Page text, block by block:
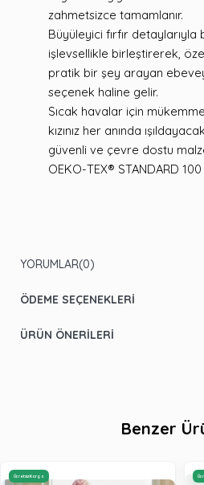
zahmetsizce tamamlanır.
Büyüleyici fırfır detaylarıyla
işlevsellikle birleştirerek,
pratik bir şey arayan
seçenek haline gelir.
Sıcak havalar için
kızınız her anında
güvenli ve çevre dostu
OEKO-TEX® STANDARD
YORUMLAR(0)
ÖDEME SEÇENEKLERI
ÜRÜN ÖNERILERI
Benzer
Ücretsiz Kargo